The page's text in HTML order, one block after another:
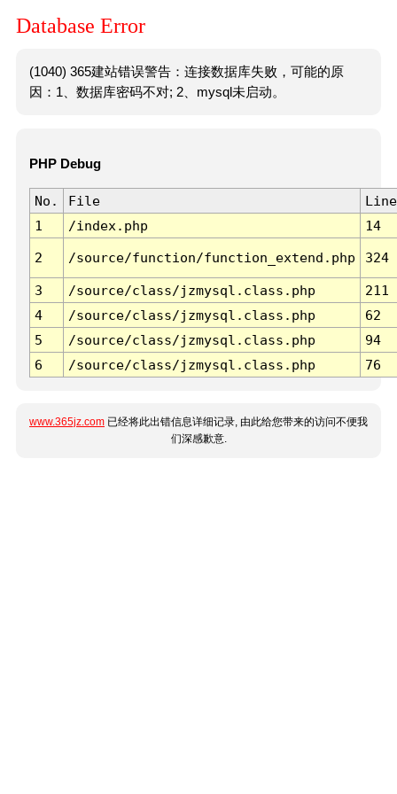
Database Error
(1040) 365建站错误警告：连接数据库失败，可能的原
因：1、数据库密码不对; 2、mysql未启动。
PHP Debug
No. File
Line
1
/index.php 14
2 /source/function/function_extend.php 324
3 /source/class/jzmysql.class.php
211
4
/source/class/jzmysql.class.php
62
5
/source/class/jzmysql.class.php
94
6
/source/class/jzmysql.class.php 76
www.365jz.com 已经将此出错信息详细记录, 由此给您带来的访问不便我
们深感歉意.